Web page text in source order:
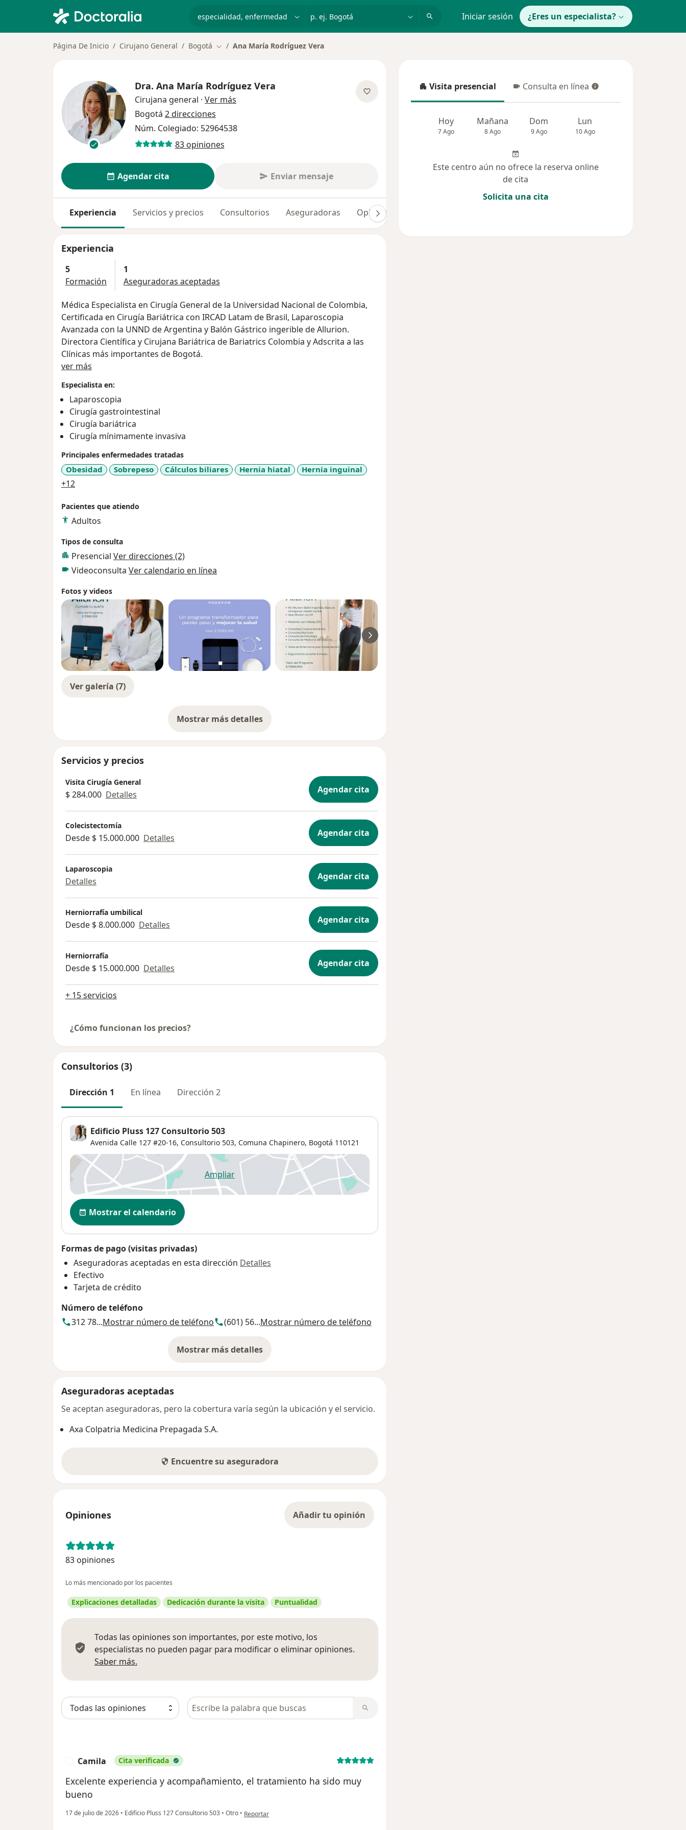
p. ej. Bogotá Iniciar sesión ¿Eres un especialista?
Página De Inicio Cirujano General Bogotá Cambiar de ciudad
Ana María Rodríguez Vera
Dra. Ana María Rodríguez Vera
Cirujana general · Ver más
Bogotá 2 direcciones
Núm. Colegiado: 52964538
83 opiniones
Agendar cita Enviar mensaje
Experiencia Servicios y precios Consultorios Aseguradoras Opiniones (83)
Experiencia
5
Formación
1
Aseguradoras aceptadas
Médica Especialista en Cirugía General de la Universidad Nacional de Colombia,
Certificada en Cirugía Bariátrica con IRCAD Latam de Brasil, Laparoscopia
Avanzada con la UNND de Argentina y Balón Gástrico ingerible de Allurion.
Directora Científica y Cirujana Bariátrica de Bariatrics Colombia y Adscrita a las
Clínicas más importantes de Bogotá.
ver más
Especialista en:
Laparoscopia
Cirugía gastrointestinal
Cirugía bariátrica
Cirugía mínimamente invasiva
Principales enfermedades tratadas
Obesidad Sobrepeso Cálculos biliares Hernia hiatal Hernia inguinal
+12
Pacientes que atiendo
Adultos
Tipos de consulta
Presencial Ver direcciones (2)
Videoconsulta Ver calendario en línea
Fotos y videos
Ver galería (7)
Mostrar más detalles
sobre la experiencia
Servicios y precios
Visita Cirugía General
$ 284.000 Detalles Agendar cita
Colecistectomía
Desde $ 15.000.000 Detalles Agendar cita
Laparoscopia
Detalles Agendar cita
Herniorrafía umbilical
Desde $ 8.000.000 Detalles Agendar cita
Herniorrafía
Desde $ 15.000.000 Detalles Agendar cita
+ 15 servicios
¿Cómo funcionan los precios?
Consultorios (3)
Dirección 1 En línea Dirección 2
Edificio Pluss 127 Consultorio 503
Avenida Calle 127 #20-16, Consultorio 503, Comuna Chapinero, Bogotá 110121
Ampliarse abre en una nueva pestaña
Disponibilidad
Mostrar el calendario
Formas de pago (visitas privadas)
Aseguradoras aceptadas en esta dirección Detalles
Efectivo
Tarjeta de crédito
Número de teléfono
312 78...Mostrar número de teléfono (601) 56...Mostrar número de teléfono
Mostrar más detalles
sobre la dirección
Aseguradoras aceptadas
Se aceptan aseguradoras, pero la cobertura varía según la ubicación y el servicio.
Axa Colpatria Medicina Prepagada S.A.
Encuentre su aseguradora
Opiniones Añadir tu opinión
83 opiniones
Lo más mencionado por los pacientes
Explicaciones detalladas Dedicación durante la visita Puntualidad
Todas las opiniones son importantes, por este motivo, los
especialistas no pueden pagar para modificar o eliminar opiniones.
Saber más.
Busca en opiniones
Camila Cita verificada
Excelente experiencia y acompañamiento, el tratamiento ha sido muy
bueno
17 de julio de 2026 • Edificio Pluss 127 Consultorio 503 • Otro • en opinión del usuario Camila
Reportar
Visita presencial
Visita presencial Consulta en línea
Consulta en línea
Hoy
7 Ago
Mañana
8 Ago
Dom
9 Ago
Lun
10 Ago
Este centro aún no ofrece la reserva online
de cita
Solicita una cita